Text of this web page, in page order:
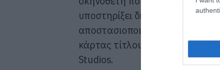
υποστηρίξει δημόσια την
αποστασιοποιηθεί. Και αυτό
κάρτας τίτλου έπαιζε στην
Studios.